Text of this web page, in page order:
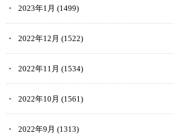
2023年1月 (1499)
2022年12月 (1522)
2022年11月 (1534)
2022年10月 (1561)
2022年9月 (1313)